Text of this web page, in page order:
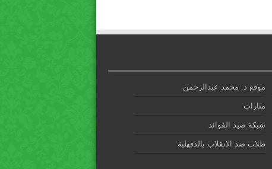
موقع د. محمد عبدالرحمن
منارات
شبكة صيد الفوائد
طلاب ضد الانقلاب بالدقهلية